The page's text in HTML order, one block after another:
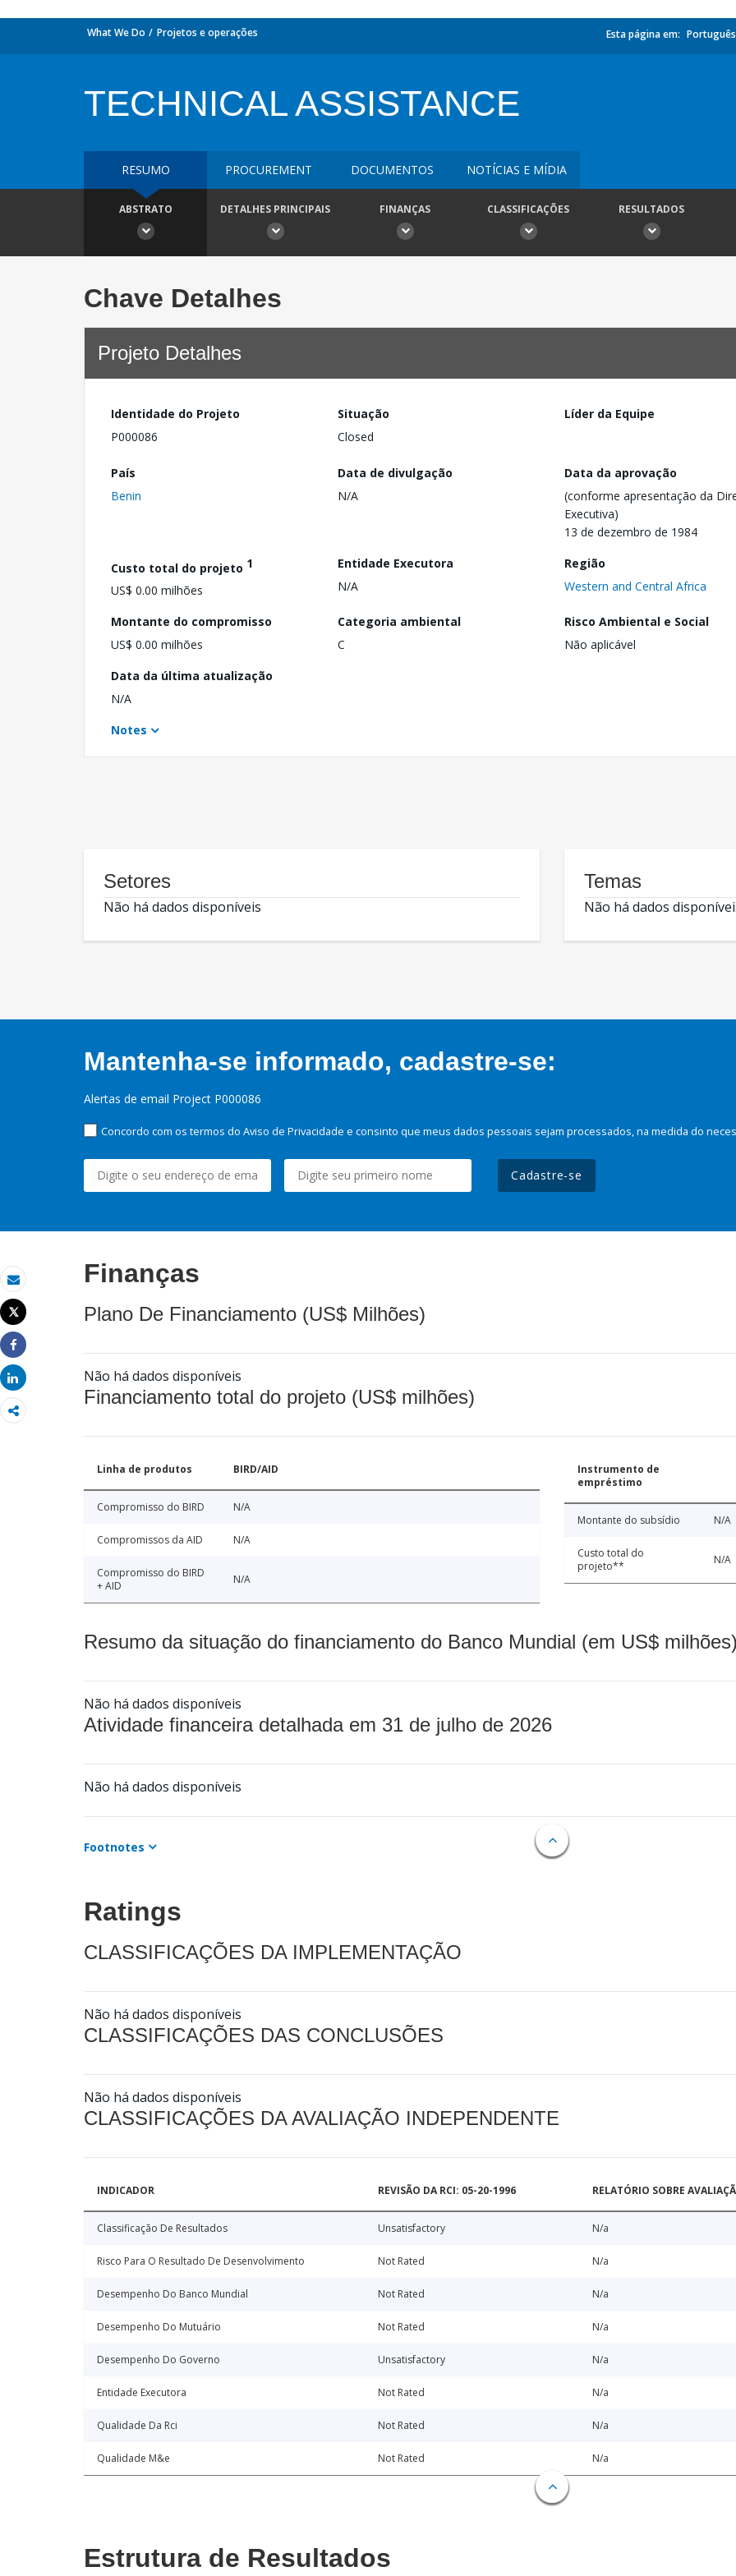
Email
Imprimir
Tweet
Share
Share
What We Do Projetos e operações Esta página em: Português
TECHNICAL ASSISTANCE
RESUMO PROCUREMENT DOCUMENTOS NOTÍCIAS E MÍDIA
ABSTRATO DETALHES PRINCIPAIS FINANÇAS CLASSIFICAÇÕES RESULTADOS
Chave Detalhes
Projeto Detalhes
Identidade do Projeto
P000086
Situação
Closed
Líder da Equipe
País
Benin
Data de divulgação
N/A
Data da aprovação
(conforme apresentação da
Executiva)
13 de dezembro de 1984
Custo total do projeto 1
US$ 0.00 milhões
Entidade Executora
N/A
Região
Western and Central Africa
Montante do compromisso
US$ 0.00 milhões
Categoria ambiental
C
Risco Ambiental e Social
Não aplicável
Data da última atualização
N/A
Notes
Setores
Não há dados disponíveis
Temas
Não há dados
Mantenha-se informado, cadastre-se:
Alertas de email Project P000086
Concordo com os termos do Aviso de Privacidade e consinto que meus dados pessoais sejam processados, na medida do
Cadastre-se
Finanças
Plano De Financiamento (US$ Milhões)
Não há dados disponíveis
Financiamento total do projeto (US$ milhões)
Linha de produtos BIRD/AID
Compromisso do BIRD N/A
Compromissos da AID N/A
Compromisso do BIRD
+ AID
N/A
Instrumento de
empréstimo
Montante do subsídio N/A
Custo total do
projeto**
N/A
Resumo da situação do financiamento do Banco Mundial (em US$
Não há dados disponíveis
Atividade financeira detalhada em 31 de julho de 2026
Não há dados disponíveis
Footnotes
Ratings
CLASSIFICAÇÕES DA IMPLEMENTAÇÃO
Não há dados disponíveis
CLASSIFICAÇÕES DAS CONCLUSÕES
Não há dados disponíveis
CLASSIFICAÇÕES DA AVALIAÇÃO INDEPENDENTE
INDICADOR REVISÃO DA RCI: 05-20-1996 RELATÓRIO SOBRE
Classificação De Resultados Unsatisfactory N/a
Risco Para O Resultado De Desenvolvimento Not Rated N/a
Desempenho Do Banco Mundial Not Rated N/a
Desempenho Do Mutuário Not Rated N/a
Desempenho Do Governo Unsatisfactory N/a
Entidade Executora Not Rated N/a
Qualidade Da Rci Not Rated N/a
Qualidade M&e Not Rated N/a
Estrutura de Resultados